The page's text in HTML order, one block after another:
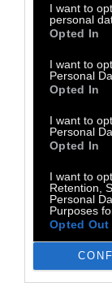
I want to
personal
Opted In
I want to
Personal
Opted In
I want to
Personal
Opted In
I want to
Retention,
Personal
Purposes
Opted Out
Πώς
γίνεται
αφού έχει
Κατά το
της παλιάς
βλαστούς